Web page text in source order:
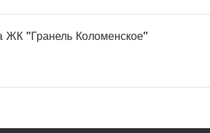
ЖК "Гранель Коломенское"